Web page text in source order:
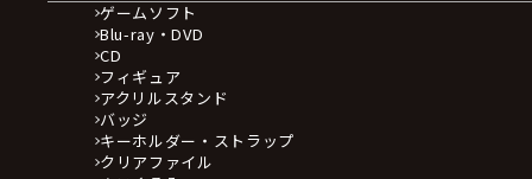
ゲームソフト
Blu-ray・DVD
CD
フィギュア
アクリルスタンド
バッジ
キーホルダー・ストラップ
クリアファイル